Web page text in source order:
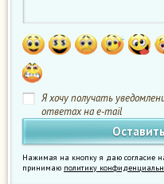
Я хочу получать
ответах на e-mail
Нажимая на кнопку я даю согласие
принимаю политику